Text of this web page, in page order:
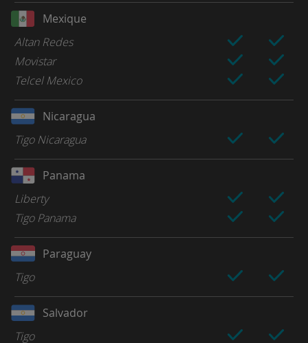
Mexique
Altan Redes
Movistar
Telcel Mexico
Nicaragua
Tigo Nicaragua
Panama
Liberty
Tigo Panama
Paraguay
Tigo
Salvador
Tigo